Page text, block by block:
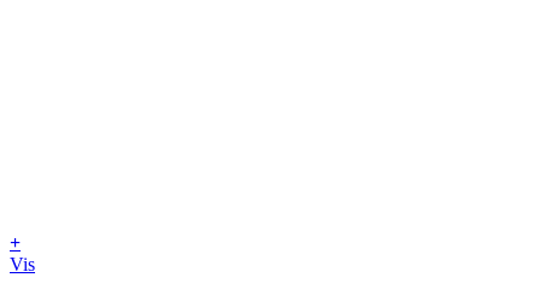
+
Vis